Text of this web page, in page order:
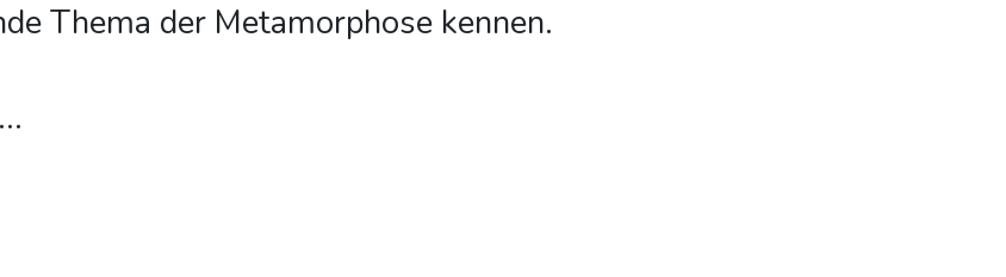
Thema der Metamorphose kennen.
...